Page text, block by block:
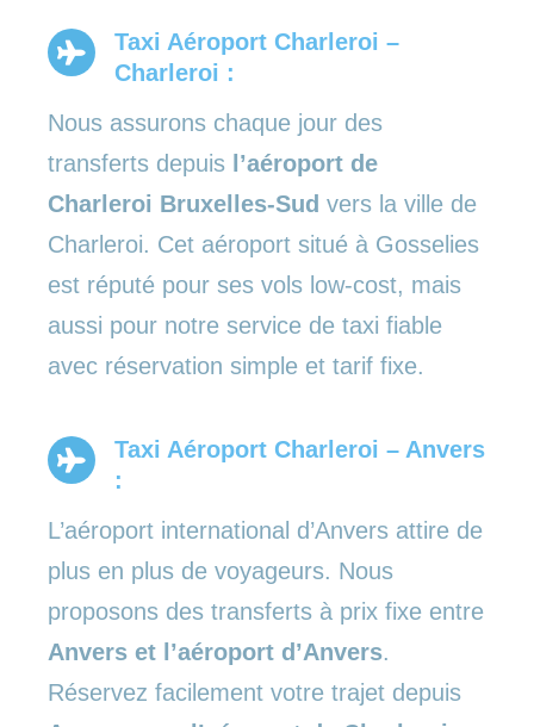
Taxi Aéroport Charleroi –
Charleroi :
Nous assurons chaque jour des
transferts depuis l’aéroport de
Charleroi Bruxelles-Sud vers la ville de
Charleroi. Cet aéroport situé à Gosselies
est réputé pour ses vols low-cost, mais
aussi pour notre service de taxi fiable
avec réservation simple et tarif fixe.
Taxi Aéroport Charleroi – Anvers
:
L’aéroport international d’Anvers attire de
plus en plus de voyageurs. Nous
proposons des transferts à prix fixe entre
Anvers et l’aéroport d’Anvers.
Réservez facilement votre trajet depuis